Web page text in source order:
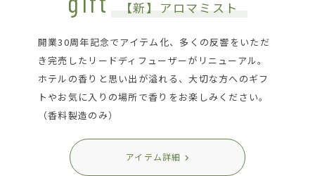
【新】アロマミスト
開業30周年記念でアイテム化、多くの反響をいただ
き完売したリードディフューザーがリニューアル。
ホテルの香りと思い出が溢れる、大切な方へのギフ
トやお気に入りの場所で香りをお楽しみください。
（香料製造のみ）
アイテム詳細